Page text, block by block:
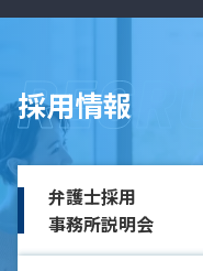
採用情報
弁護士採用
事務所説明会